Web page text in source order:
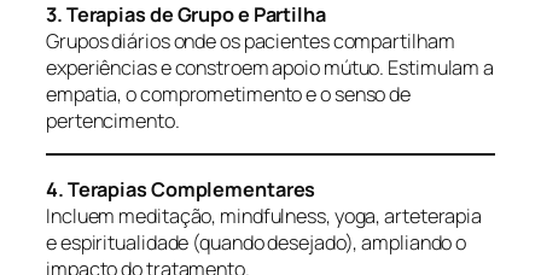
3. Terapias de Grupo e Partilha
Grupos diários onde os pacientes compartilham
experiências e constroem apoio mútuo. Estimulam a
empatia, o comprometimento e o senso de
pertencimento.
4. Terapias Complementares
Incluem meditação, mindfulness, yoga, arteterapia
e espiritualidade (quando desejado), ampliando o
impacto do tratamento.